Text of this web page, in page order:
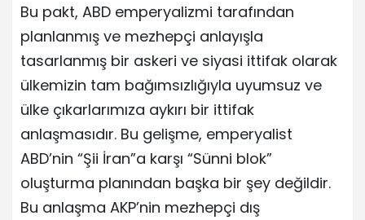
Bu pakt, ABD emperyalizmi tarafından
planlanmış ve mezhepçi anlayışla
tasarlanmış bir askeri ve siyasi ittifak olarak
ülkemizin tam bağımsızlığıyla uyumsuz ve
ülke çıkarlarımıza aykırı bir ittifak
anlaşmasıdır. Bu gelişme, emperyalist
ABD’nin “Şii İran”a karşı “Sünni blok”
oluşturma planından başka bir şey değildir.
Bu anlaşma AKP’nin mezhepçi dış